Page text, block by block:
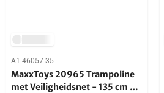
A1-46057-35
MaxxToys 20965 Trampoline
met Veiligheidsnet - 135 cm -